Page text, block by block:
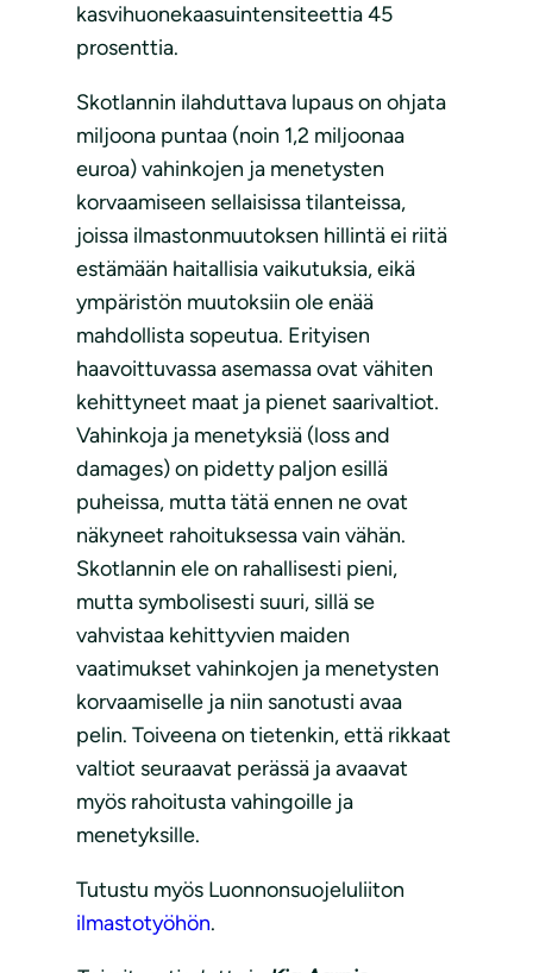
kasvihuonekaasuintensiteettia 45
prosenttia.
Skotlannin ilahduttava lupaus on ohjata
miljoona puntaa (noin 1,2 miljoonaa
euroa) vahinkojen ja menetysten
korvaamiseen sellaisissa tilanteissa,
joissa ilmastonmuutoksen hillintä ei riitä
estämään haitallisia vaikutuksia, eikä
ympäristön muutoksiin ole enää
mahdollista sopeutua. Erityisen
haavoittuvassa asemassa ovat vähiten
kehittyneet maat ja pienet saarivaltiot.
Vahinkoja ja menetyksiä (loss and
damages) on pidetty paljon esillä
puheissa, mutta tätä ennen ne ovat
näkyneet rahoituksessa vain vähän.
Skotlannin ele on rahallisesti pieni,
mutta symbolisesti suuri, sillä se
vahvistaa kehittyvien maiden
vaatimukset vahinkojen ja menetysten
korvaamiselle ja niin sanotusti avaa
pelin. Toiveena on tietenkin, että rikkaat
valtiot seuraavat perässä ja avaavat
myös rahoitusta vahingoille ja
menetyksille.
Tutustu myös Luonnonsuojeluliiton
ilmastotyöhön.